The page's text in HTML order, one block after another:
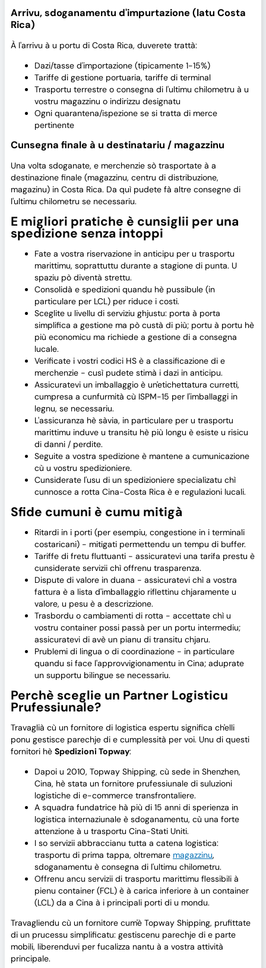
Arrivu, sdoganamentu d'impurtazione (latu Costa
Rica)
À l'arrivu à u portu di Costa Rica, duverete trattà:
Dazi/tasse d'importazione (tipicamente 1-15%)
Tariffe di gestione portuaria, tariffe di terminal
Trasportu terrestre o consegna di l'ultimu chilometru à u
vostru magazzinu o indirizzu designatu
Ogni quarantena/ispezione se si tratta di merce
pertinente
Cunsegna finale à u destinatariu / magazzinu
Una volta sdoganate, e merchenzie sò trasportate à a
destinazione finale (magazzinu, centru di distribuzione,
magazinu) in Costa Rica. Da quì pudete fà altre consegne di
l'ultimu chilometru se necessariu.
E migliori pratiche è cunsiglii per una
spedizione senza intoppi
Fate a vostra riservazione in anticipu per u trasportu
marittimu, soprattuttu durante a stagione di punta. U
spaziu pò diventà strettu.
Consolidà e spedizioni quandu hè pussibule (in
particulare per LCL) per riduce i costi.
Sceglite u livellu di serviziu ghjustu: porta à porta
simplifica a gestione ma pò custà di più; portu à portu hè
più economicu ma richiede a gestione di a consegna
lucale.
Verificate i vostri codici HS è a classificazione di e
merchenzie - cusì pudete stimà i dazi in anticipu.
Assicuratevi un imballaggio è un'etichettatura curretti,
cumpresa a cunfurmità cù ISPM-15 per l'imballaggi in
legnu, se necessariu.
L'assicuranza hè sàvia, in particulare per u trasportu
marittimu induve u transitu hè più longu è esiste u risicu
di danni / perdite.
Seguite a vostra spedizione è mantene a cumunicazione
cù u vostru spedizioniere.
Cunsiderate l'usu di un spedizioniere specializatu chì
cunnosce a rotta Cina-Costa Rica è e regulazioni lucali.
Sfide cumuni è cumu mitigà
Ritardi in i porti (per esempiu, congestione in i terminali
costaricani) - mitigati permettendu un tempu di buffer.
Tariffe di fretu fluttuanti - assicuratevi una tarifa prestu è
cunsiderate servizii chì offrenu trasparenza.
Dispute di valore in duana - assicuratevi chì a vostra
fattura è a lista d'imballaggio riflettinu chjaramente u
valore, u pesu è a descrizzione.
Trasbordu o cambiamenti di rotta - accettate chì u
vostru container possi passà per un portu intermediu;
assicuratevi di avè un pianu di transitu chjaru.
Prublemi di lingua o di coordinazione - in particulare
quandu si face l'approvvigionamentu in Cina; aduprate
un supportu bilingue se necessariu.
Perchè sceglie un Partner Logisticu
Prufessiunale?
Travaglià cù un fornitore di logistica espertu significa ch'elli
ponu gestisce parechje di e cumplessità per voi. Unu di questi
fornitori hè Spedizioni Topway:
Dapoi u 2010, Topway Shipping, cù sede in Shenzhen,
Cina, hè stata un fornitore prufessiunale di suluzioni
logistiche di e-commerce transfrontaliere.
A squadra fundatrice hà più di 15 anni di sperienza in
logistica internaziunale è sdoganamentu, cù una forte
attenzione à u trasportu Cina-Stati Uniti.
I so servizii abbraccianu tutta a catena logistica:
trasportu di prima tappa, oltremare magazzinu,
sdoganamentu è consegna di l'ultimu chilometru.
Offrenu ancu servizii di trasportu marittimu flessibili à
pienu container (FCL) è à carica inferiore à un container
(LCL) da a Cina à i principali porti di u mondu.
Travagliendu cù un fornitore cum'è Topway Shipping, prufittate
di un prucessu simplificatu: gestiscenu parechje di e parte
mobili, liberenduvi per fucalizza nantu à a vostra attività
principale.